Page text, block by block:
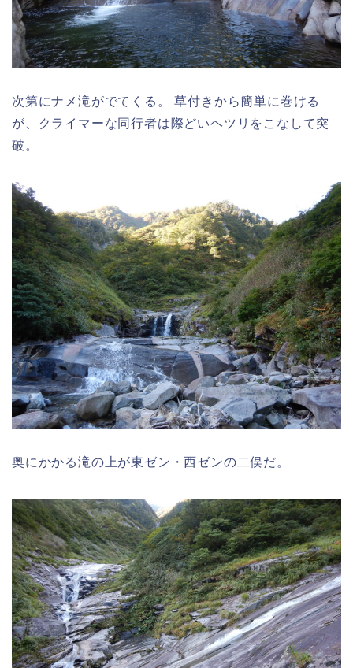
次第にナメ滝がでてくる。 草付きから簡単に巻ける
が、クライマーな同行者は際どいヘツリをこなして突
破。
奥にかかる滝の上が東ゼン・西ゼンの二俣だ。